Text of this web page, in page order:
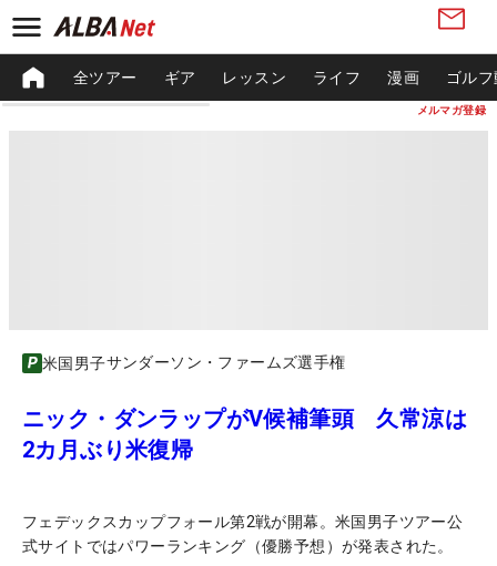
メルマガ登録
全ツアー ギア レッスン ライフ 漫画 ゴル
米国男子サンダーソン・ファームズ選手権
ニック・ダンラップがV候補筆頭 久常涼は
2カ月ぶり米復帰
フェデックスカップフォール第2戦が開幕。米国男子ツアー公
式サイトではパワーランキング（優勝予想）が発表された。